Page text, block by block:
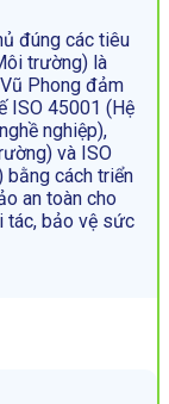
đúng các tiêu
trường) là
Phong đảm
ISO 45001 (Hệ
nghiệp),
và ISO
bằng cách triển
an toàn cho
tác, bảo vệ sức